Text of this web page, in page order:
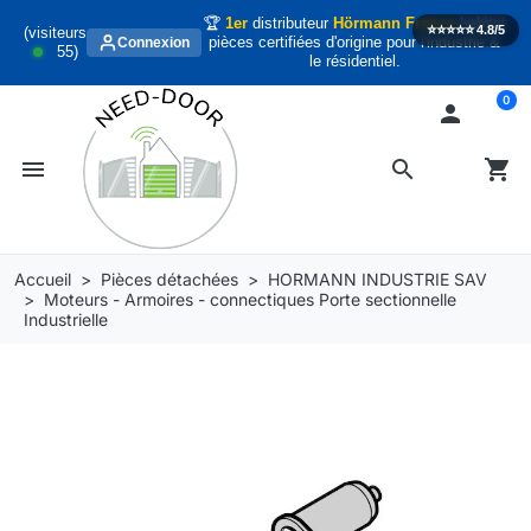
(visiteurs
55)
Connexion
🏆 1erdistributeur Hörmann Francehabitat
pièces certifiées d'origine pour l'industrie &
le résidentiel.
⭐️⭐️⭐️⭐️⭐️4.8/5
search
menu

shopping_cart
0
Accueil Pièces détachées
HORMANN INDUSTRIE SAV
Moteurs - Armoires - connectiques Porte sectionnelle
Industrielle